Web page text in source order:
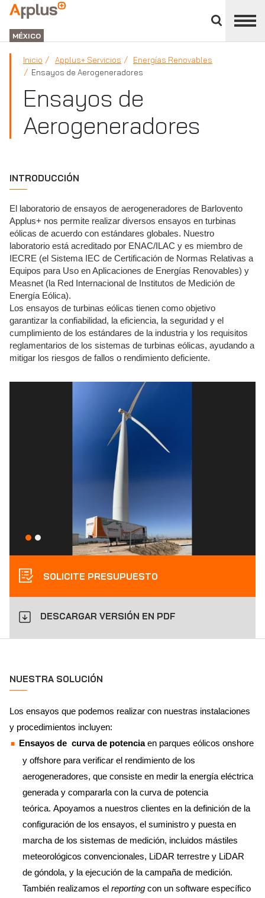
panel
APPLUS+
GROUP
MÉXICO
Inicio Applus+ Servicios
Energías Renovables
Ensayos de Aerogeneradores
Ensayos de
Aerogeneradores
INTRODUCCIÓN
El laboratorio de ensayos de aerogeneradores de Barlovento
Applus+ nos permite realizar diversos ensayos en turbinas
eólicas de acuerdo con estándares globales. Nuestro
laboratorio está acreditado por ENAC/ILAC y es miembro de
IECRE (el Sistema IEC de Certificación de Normas Relativas a
Equipos para Uso en Aplicaciones de Energías Renovables) y
Measnet (la Red Internacional de Institutos de Medición de
Energía Eólica).
Los ensayos de turbinas eólicas tienen como objetivo
garantizar la confiabilidad, la eficiencia, la seguridad y el
cumplimiento de los estándares de la industria y los requisitos
reglamentarios de los sistemas de turbinas eólicas, ayudando a
mitigar los riesgos de fallos o rendimiento deficiente.
SOLICITE PRESUPUESTO
DESCARGAR VERSIÓN EN PDF
NUESTRA SOLUCIÓN
Los ensayos que podemos realizar con nuestras instalaciones
y procedimientos incluyen:
Ensayos de curva de potenciaen parques eólicos onshore
y offshore para verificar el rendimiento de los
aerogeneradores, que consiste en medir la energía eléctrica
generada y compararla con la curva de potencia
teórica. Apoyamos a nuestros clientes en la definición de la
configuración de los ensayos, el suministro y puesta en
marcha de los sistemas de medición, incluidos mástiles
meteorológicos convencionales, LiDAR terrestre y LiDAR
de góndola, y la ejecución de la campaña de medición.
También realizamos el reporting con un software específico